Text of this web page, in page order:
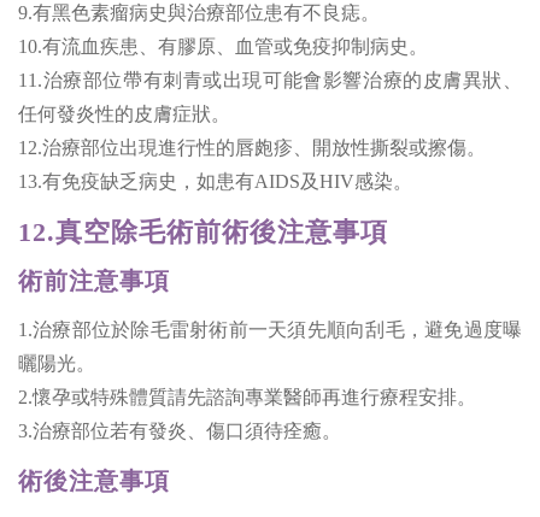
9.有黑色素瘤病史與治療部位患有不良痣。
10.有流血疾患、有膠原、血管或免疫抑制病史。
11.治療部位帶有刺青或出現可能會影響治療的皮膚異狀、
任何發炎性的皮膚症狀。
12.治療部位出現進行性的唇皰疹、開放性撕裂或擦傷。
13.有免疫缺乏病史，如患有AIDS及HIV感染。
12.真空除毛術前術後注意事項
術前注意事項
1.治療部位於除毛雷射術前一天須先順向刮毛，避免過度曝
曬陽光。
2.懷孕或特殊體質請先諮詢專業醫師再進行療程安排。
3.治療部位若有發炎、傷口須待痊癒。
術後注意事項